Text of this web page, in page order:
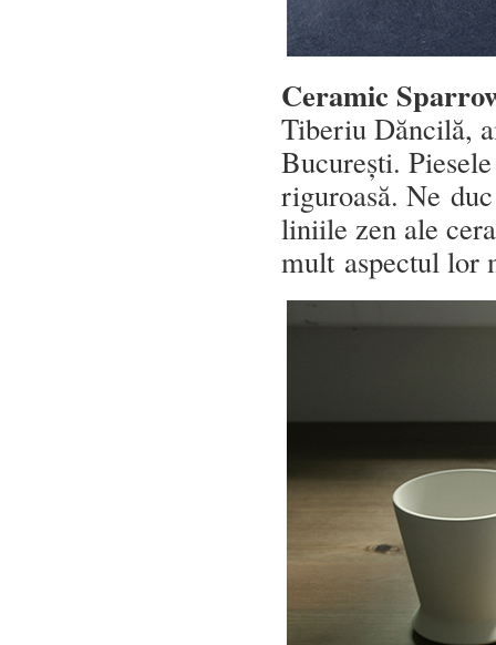
Ceramic
Tiberiu Dăncilă,
București.
riguroasă. Ne
liniile zen ale
mult aspectul lor